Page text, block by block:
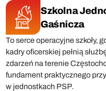
Szkolna
Gaśnicza
To serce operacyjne szkoły,
kadry oficerskiej pełnią
zdarzeń na terenie
fundament praktycznego
w jednostkach PSP.